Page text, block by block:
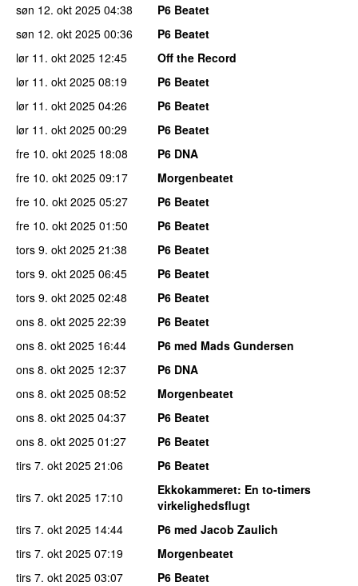
søn 12. okt 2025 04:38
P6 Beatet
søn 12. okt 2025 00:36
P6 Beatet
lør 11. okt 2025 12:45
Off the Record
lør 11. okt 2025 08:19
P6 Beatet
lør 11. okt 2025 04:26
P6 Beatet
lør 11. okt 2025 00:29
P6 Beatet
fre 10. okt 2025 18:08
P6 DNA
fre 10. okt 2025 09:17
Morgenbeatet
fre 10. okt 2025 05:27
P6 Beatet
fre 10. okt 2025 01:50
P6 Beatet
tors 9. okt 2025 21:38
P6 Beatet
tors 9. okt 2025 06:45
P6 Beatet
tors 9. okt 2025 02:48
P6 Beatet
ons 8. okt 2025 22:39
P6 Beatet
ons 8. okt 2025 16:44
P6 med Mads Gundersen
ons 8. okt 2025 12:37
P6 DNA
ons 8. okt 2025 08:52
Morgenbeatet
ons 8. okt 2025 04:37
P6 Beatet
ons 8. okt 2025 01:27
P6 Beatet
tirs 7. okt 2025 21:06
P6 Beatet
tirs 7. okt 2025 17:10 Ekkokammeret: En to-timers
virkelighedsflugt
tirs 7. okt 2025 14:44
P6 med Jacob Zaulich
tirs 7. okt 2025 07:19
Morgenbeatet
tirs 7. okt 2025 03:07
P6 Beatet